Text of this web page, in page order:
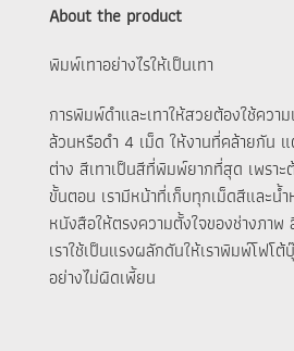
About the product
พิมพ์เทาอย่างไรให้เป็นเทา
การพิมพ์ดำและเทาให้สวยต้องใช้ควา
ล้วนหรือดำ 4 เม็ด ให้งานที่คล้ายกัน แ
ต่าง สีเทาเป็นสีที่พิมพ์ยากที่สุด เพราะ
ขั้นตอน เรามีหน้าที่เก็บทุกเม็ดสีและน้
หนังสือให้ตรงความตั้งใจของช่างภา
เราใช้เป็นแรงผลักดันให้เราพิมพ์โฟโ
อย่างไม่ผิดเพี้ยน